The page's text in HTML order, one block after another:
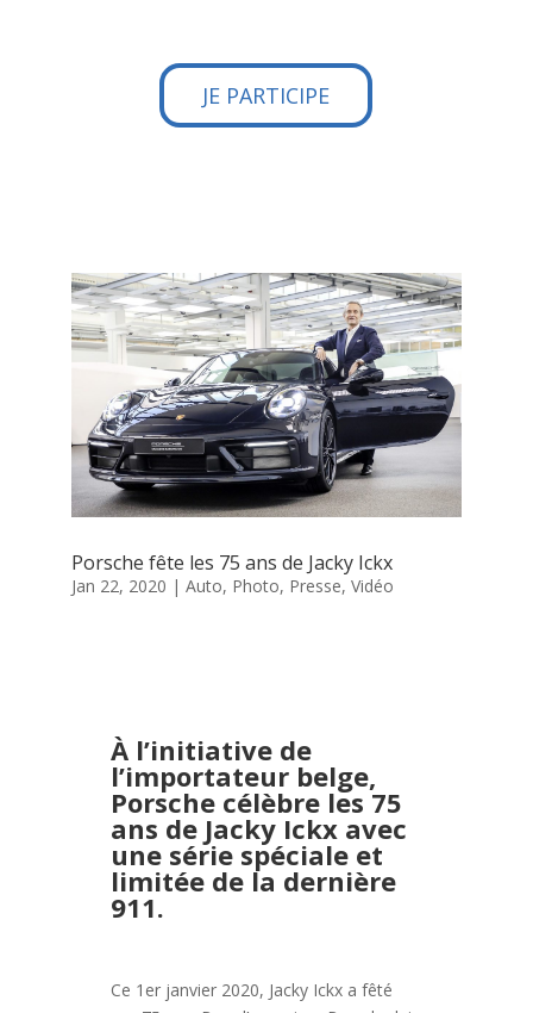
JE PARTICIPE
Porsche fête les 75 ans de Jacky Ickx
Jan 22, 2020 | Auto, Photo, Presse, Vidéo
À l’initiative de
l’importateur belge,
Porsche célèbre les 75
ans de Jacky Ickx avec
une série spéciale et
limitée de la dernière
911.
Ce 1er janvier 2020, Jacky Ickx a fêté